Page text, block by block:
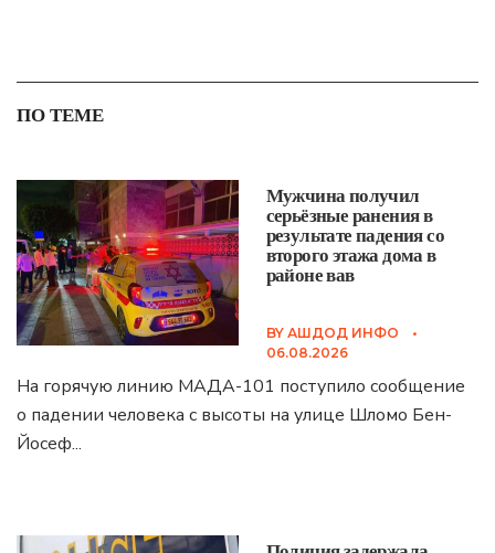
ПО ТЕМЕ
Мужчина получил
серьёзные ранения в
результате падения со
второго этажа дома в
районе вав
BY АШДОД ИНФО
•
06.08.2026
На горячую линию МАДА-101 поступило сообщение
о падении человека с высоты на улице Шломо Бен-
Йосеф...